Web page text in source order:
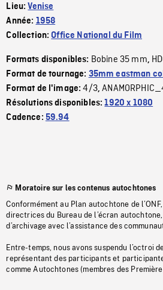
Lieu:Venise
Année: 1958
Collection:Office National du Film
Formats disponibles: Bobine 35 mm,
Format de tournage: 35mm eastman
Format de l'image:4/3,
Résolutions disponibles:1920 x 1080
Cadence: 59.94
Moratoire sur les contenus autochtones
Conformément au Plan autochtone de
directrices du Bureau de l’écran
d’archivage avec l’assistance des
Entre-temps, nous avons suspendu l’octroi
représentant des participants et
comme Autochtones (membres des